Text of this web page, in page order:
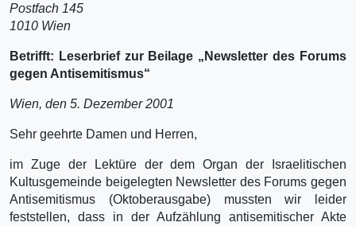
Postfach 145
1010 Wien
Betrifft: Leserbrief zur Beilage „Newsletter des Forums
gegen Antisemitismus“
Wien, den 5. Dezember 2001
Sehr geehrte Damen und Herren,
im Zuge der Lektüre der dem Organ der Israelitischen
Kultusgemeinde beigelegten Newsletter des Forums gegen
Antisemitismus (Oktoberausgabe) mussten wir leider
feststellen, dass in der Aufzählung antisemitischer Akte